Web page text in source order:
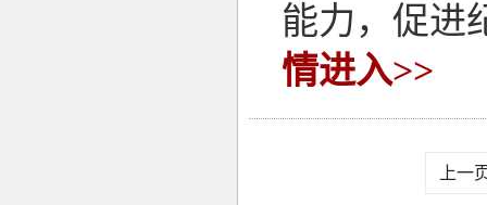
能力，促进
情进入>>
上一